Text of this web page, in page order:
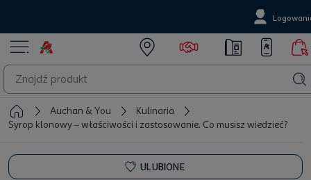
Auchan & You
Kulinaria
Syrop klonowy – właściwości i zastosowanie. Co musisz wiedzieć?
ULUBIONE